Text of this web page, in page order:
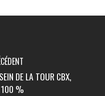
DE LA TOUR CBX,
100 %